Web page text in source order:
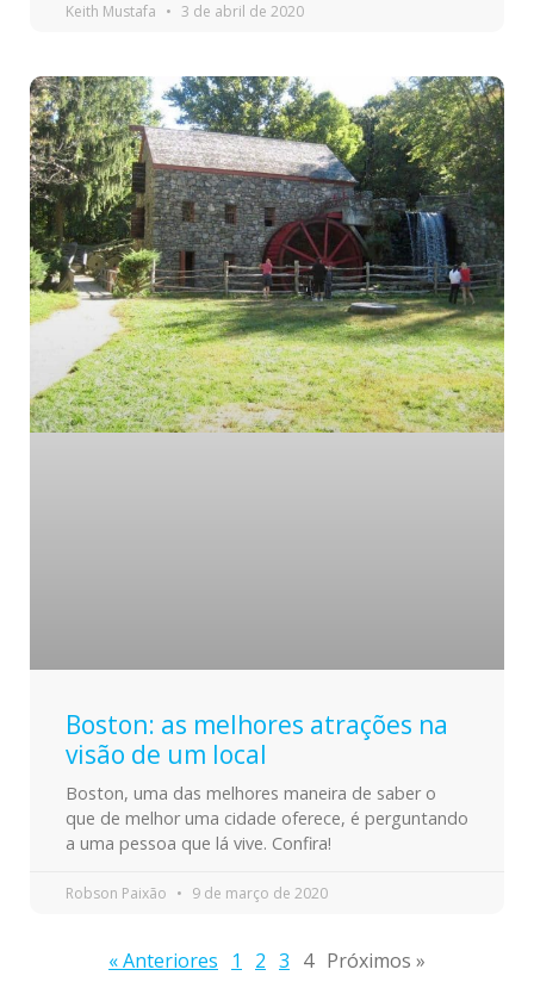
Keith Mustafa 3 de abril de 2020
Boston: as melhores atrações na
visão de um local
Boston, uma das melhores maneira de saber o
que de melhor uma cidade oferece, é perguntando
a uma pessoa que lá vive. Confira!
Robson Paixão 9 de março de 2020
« Anteriores 1 2 3 4 Próximos »